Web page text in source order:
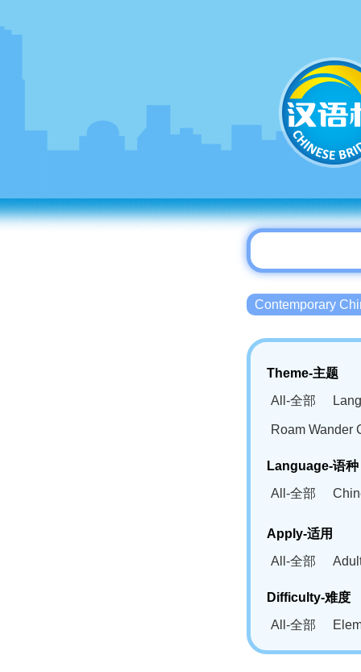
Contemporary
Theme-主题
All-全部
Roam Wander
Language-语种
All-全部
Bahasa
Swahili(SW)-
Apply-适用
All-全部
Difficulty-难度
All-全部